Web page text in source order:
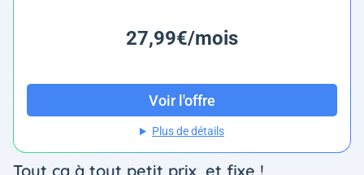
27,99€/mois
Voir l'offre
Plus de détails
Tout ça à tout petit prix, et fixe !